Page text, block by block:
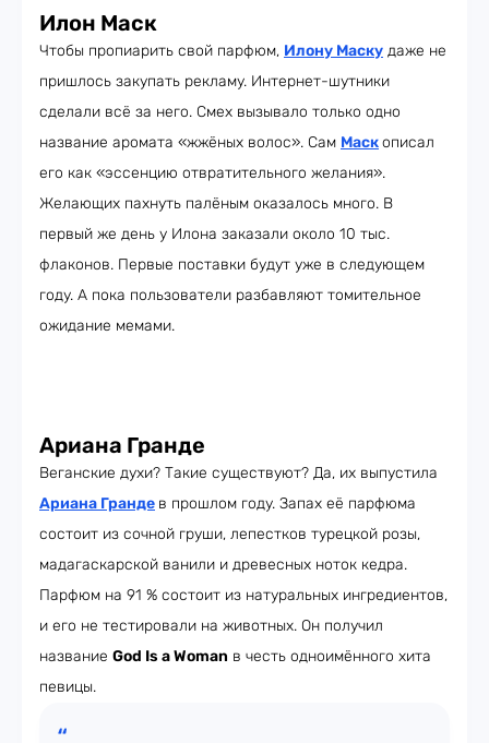
Илон Маск
Чтобы пропиарить свой парфюм, Илону Маску даже не
пришлось закупать рекламу. Интернет-шутники
сделали всё за него. Смех вызывало только одно
название аромата «жжёных волос». Сам Маскописал
его как «эссенцию отвратительного желания».
Желающих пахнуть палёным оказалось много. В
первый же день у Илона заказали около 10 тыс.
флаконов. Первые поставки будут уже в следующем
году. А пока пользователи разбавляют томительное
ожидание мемами.
Ариана Гранде
Веганские духи? Такие существуют? Да, их выпустила
Ариана Гранде в прошлом году. Запах её парфюма
состоит из сочной груши, лепестков турецкой розы,
мадагаскарской ванили и древесных ноток кедра.
Парфюм на 91 % состоит из натуральных ингредиентов,
и его не тестировали на животных. Он получил
название God Is a Woman в честь одноимённого хита
певицы.